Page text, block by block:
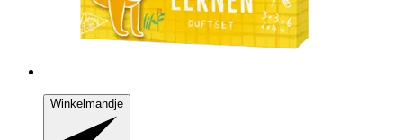
Winkelmandje